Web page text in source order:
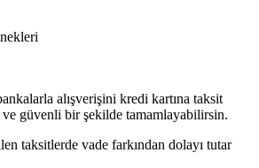
alışverişini kredi kartına taksit
ve güvenli bir şekilde tamamlayabilirsin.
taksitlerde vade farkından dolayı tutar